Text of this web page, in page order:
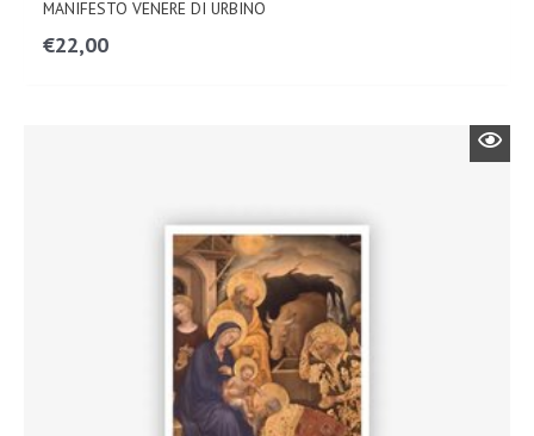
MANIFESTO VENERE DI URBINO
€22,00